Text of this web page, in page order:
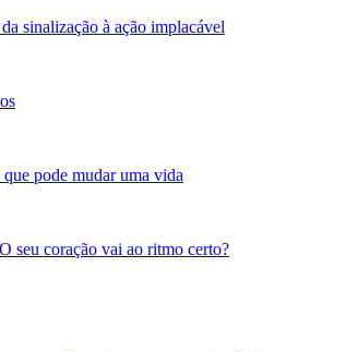
sinalização à ação implacável
pode mudar uma vida
seu coração vai ao ritmo certo?